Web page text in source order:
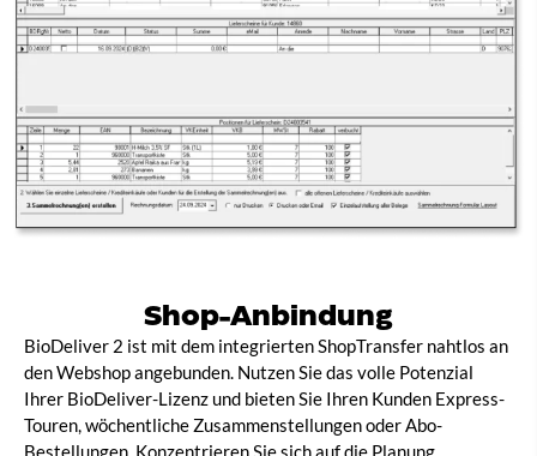
Shop-Anbindung​
BioDeliver 2 ist mit dem integrierten ShopTransfer nahtlos an
den Webshop angebunden. Nutzen Sie das volle Potenzial
Ihrer BioDeliver-Lizenz und bieten Sie Ihren Kunden Express-
Touren, wöchentliche Zusammenstellungen oder Abo-
Bestellungen. Konzentrieren Sie sich auf die Planung,